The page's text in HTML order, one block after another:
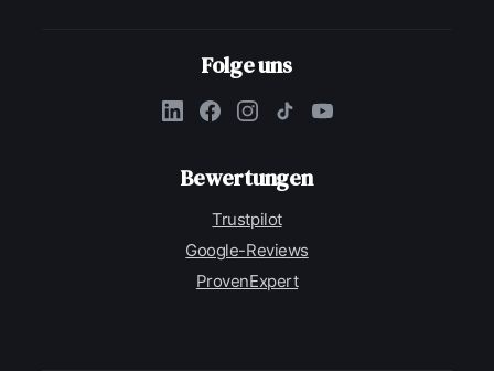
Folge uns
Bewertungen
Trustpilot
Google-Reviews
ProvenExpert